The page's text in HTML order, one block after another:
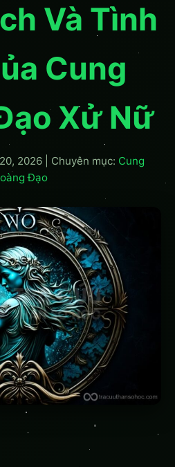
Và Tình
Cung
Xử Nữ
2026| Chuyên mục: Cung
Đạo